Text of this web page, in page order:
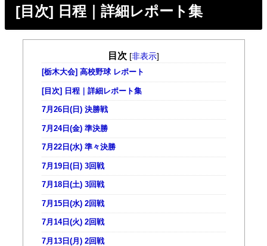
[目次] 日程｜詳細レポート集
目次 [非表示]
[栃木大会] 高校野球 レポート
[目次] 日程｜詳細レポート集
7月26日(日) 決勝戦
7月24日(金) 準決勝
7月22日(水) 準々決勝
7月19日(日) 3回戦
7月18日(土) 3回戦
7月15日(水) 2回戦
7月14日(火) 2回戦
7月13日(月) 2回戦